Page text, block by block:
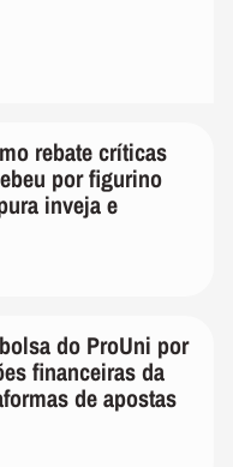
rebate críticas
por figurino
inveja e
do ProUni por
financeiras da
de apostas